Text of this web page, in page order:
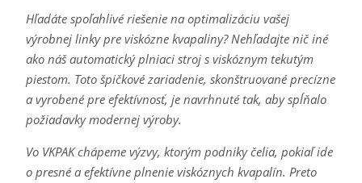
Hľadáte spoľahlivé riešenie na optimalizáciu vašej
výrobnej linky pre viskózne kvapaliny? Nehľadajte nič iné
ako náš automatický plniaci stroj s viskóznym tekutým
piestom. Toto špičkové zariadenie, skonštruované precízne
a vyrobené pre efektívnosť, je navrhnuté tak, aby spĺňalo
požiadavky modernej výroby.
Vo VKPAK chápeme výzvy, ktorým podniky čelia, pokiaľ ide
o presné a efektívne plnenie viskóznych kvapalín. Preto